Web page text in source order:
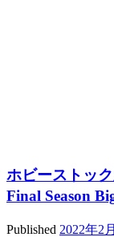
ホビーストッ
Final Season
Published 2022年2